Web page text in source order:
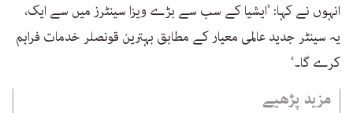
انہوں نے کہا: ’ایشیا کے سب سے بڑے ویزا سینٹرز میں سے ایک،
یہ سینٹر جدید عالمی معیار کے مطابق بہترین قونصلر خدمات فراہم
کرے گا۔‘
مزید پڑھیے